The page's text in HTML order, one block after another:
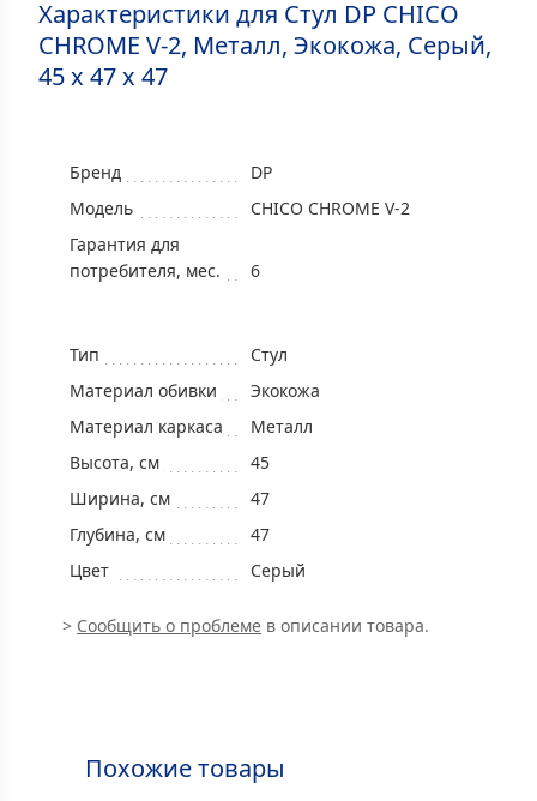
Характеристики для Стул DP CHICO
CHROME V-2, Металл, Экокожа, Серый,
45 x 47 x 47
Бренд
DP
Модель
CHICO CHROME V-2
Гарантия для
потребителя, мес.
6
Тип
Стул
Материал обивки
Экокожа
Материал каркаса
Металл
Высота, см
45
Ширина, см
47
Глубина, см
47
Цвет
Серый
> Сообщить о проблеме в описании товара.
Похожие товары